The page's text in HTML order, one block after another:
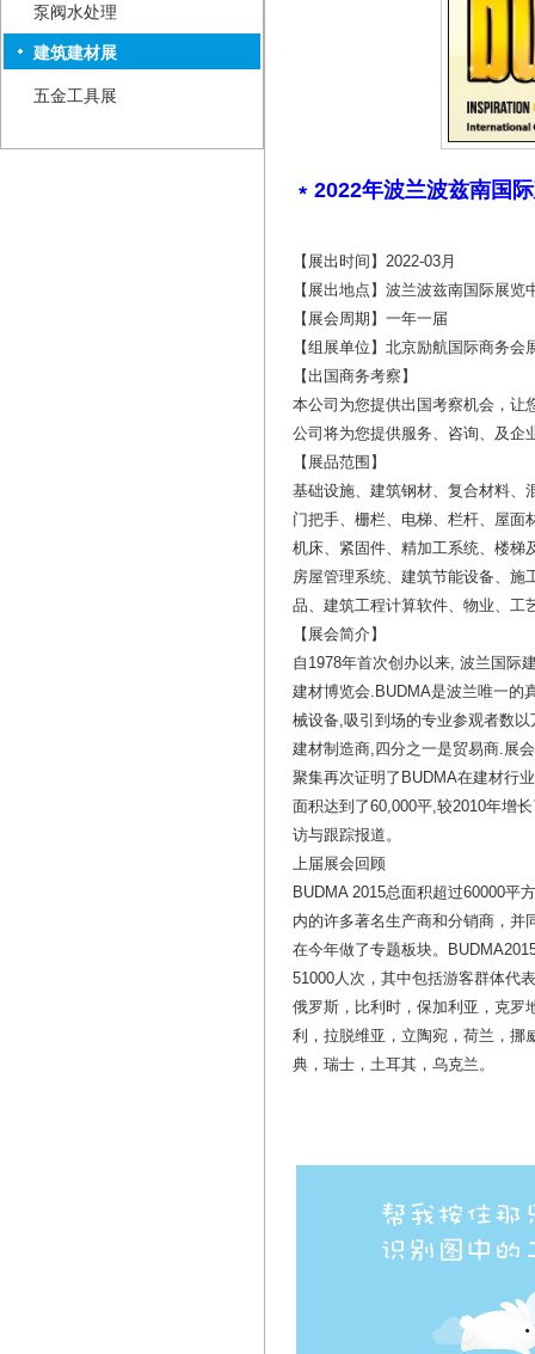
泵阀水处理
建筑建材展
五金工具展
﹡2022年波兰波兹南国
【展出时间】2022-03月
【展出地点】波兰波兹南国际展览
【展会周期】一年一届
【组展单位】北京励航国际商务会
【出国商务考察】
本公司为您提供出国考察机会，让
公司将为您提供服务、咨询、及企
【展品范围】
基础设施、建筑钢材、复合材料、
门把手、栅栏、电梯、栏杆、屋面
机床、紧固件、精加工系统、楼梯
房屋管理系统、建筑节能设备、施
品、建筑工程计算软件、物业、工
【展会简介】
自1978年首次创办以来, 波兰国际
建材博览会.BUDMA是波兰唯一的
械设备,吸引到场的专业参观者数
建材制造商,四分之一是贸易商.展
聚集再次证明了BUDMA在建材行
面积达到了60,000平,较2010年增
访与跟踪报道。
上届展会回顾
BUDMA 2015总面积超过60000平
内的许多著名生产商和分销商，并
在今年做了专题板块。
51000人次，其中包括游客群体代
俄罗斯，比利时，保加利亚，克罗
利，拉脱维亚，立陶宛，荷兰，挪
典，瑞士，土耳其，乌克兰。